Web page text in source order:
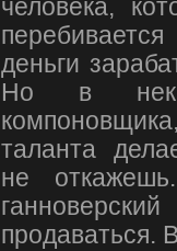
человека,
деньги
Но в
таланта
не
продаваться.